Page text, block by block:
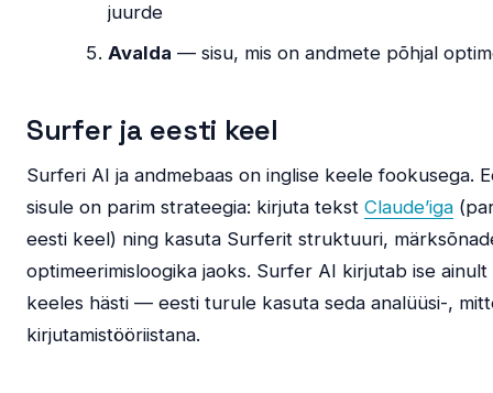
juurde
Avalda — sisu, mis on andmete põhjal
Surfer ja eesti keel
Surferi AI ja andmebaas on inglise keele fookusega.
sisule on parim strateegia: kirjuta tekst Claude’iga
eesti keel) ning kasuta Surferit struktuuri,
optimeerimisloogika jaoks. Surfer AI kirjutab ise ainult
keeles hästi — eesti turule kasuta seda analüüsi-,
kirjutamistööriistana.